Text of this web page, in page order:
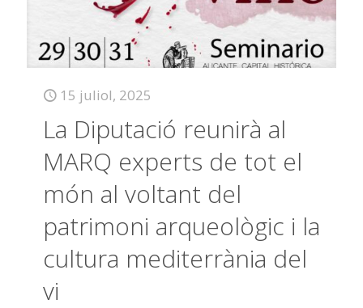
15 juliol, 2025
La Diputació reunirà al
MARQ experts de tot el
món al voltant del
patrimoni arqueològic i la
cultura mediterrània del
vi